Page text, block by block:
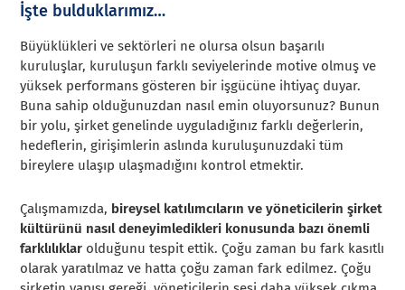
İşte bulduklarımız…
Büyüklükleri ve sektörleri ne olursa olsun başarılı
kuruluşlar, kuruluşun farklı seviyelerinde motive olmuş ve
yüksek performans gösteren bir işgücüne ihtiyaç duyar.
Buna sahip olduğunuzdan nasıl emin oluyorsunuz? Bunun
bir yolu, şirket genelinde uyguladığınız farklı değerlerin,
hedeflerin, girişimlerin aslında kuruluşunuzdaki tüm
bireylere ulaşıp ulaşmadığını kontrol etmektir.
Çalışmamızda, bireysel katılımcıların ve yöneticilerin şirket
kültürünü nasıl deneyimledikleri konusunda bazı önemli
farklılıklar olduğunu tespit ettik. Çoğu zaman bu fark kasıtlı
olarak yaratılmaz ve hatta çoğu zaman fark edilmez. Çoğu